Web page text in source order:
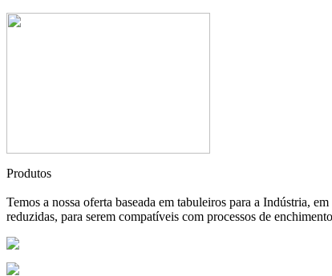
Produtos
Temos a nossa oferta baseada em tabuleiros para a Indústria,
reduzidas, para serem compatíveis com processos de